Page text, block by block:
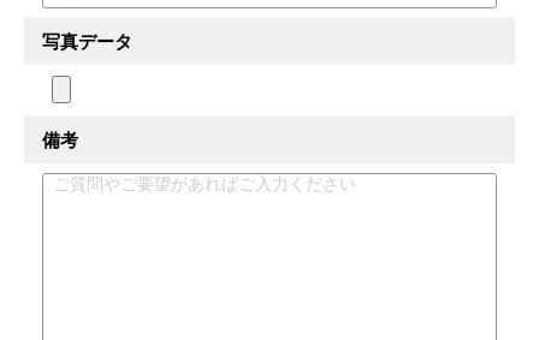
写真データ
備考